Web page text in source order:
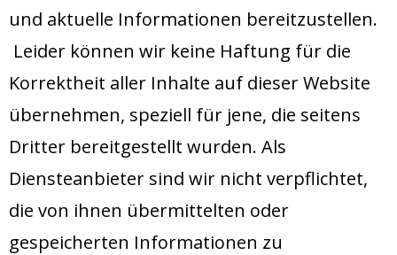
und aktuelle Informationen bereitzustellen.
Leider können wir keine Haftung für die
Korrektheit aller Inhalte auf dieser Website
übernehmen, speziell für jene, die seitens
Dritter bereitgestellt wurden. Als
Diensteanbieter sind wir nicht verpflichtet,
die von ihnen übermittelten oder
gespeicherten Informationen zu